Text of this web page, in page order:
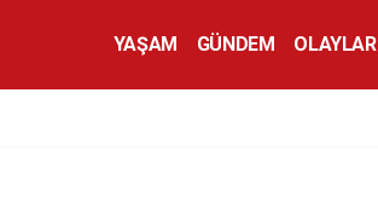
YAŞAM GÜNDEM OLAYLAR